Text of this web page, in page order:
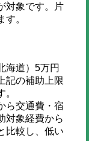
対象です。片
。
海道）5万円
記の補助上限
ら交通費・宿
対象経費から
比較し、低い